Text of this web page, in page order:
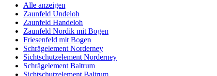
Alle anzeigen
Zaunfeld Undeloh
Zaunfeld Handeloh
Zaunfeld Nordik mit Bogen
Friesenfeld mit Bogen
Schrägelement Norderney
Sichtschutzelement Norderney
Schrägelement Baltrum
Sichtschutzelement Baltrum